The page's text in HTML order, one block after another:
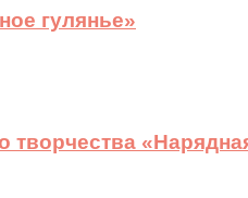
гулянье»